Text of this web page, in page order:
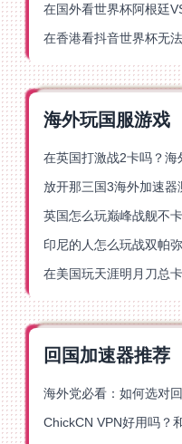
海外玩国服游戏
回国加速器推荐